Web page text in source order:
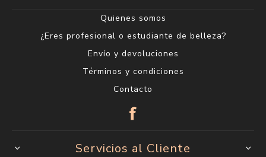
Quienes somos
¿Eres profesional o estudiante de belleza?
Envío y devoluciones
Términos y condiciones
Contacto
Servicios al Cliente